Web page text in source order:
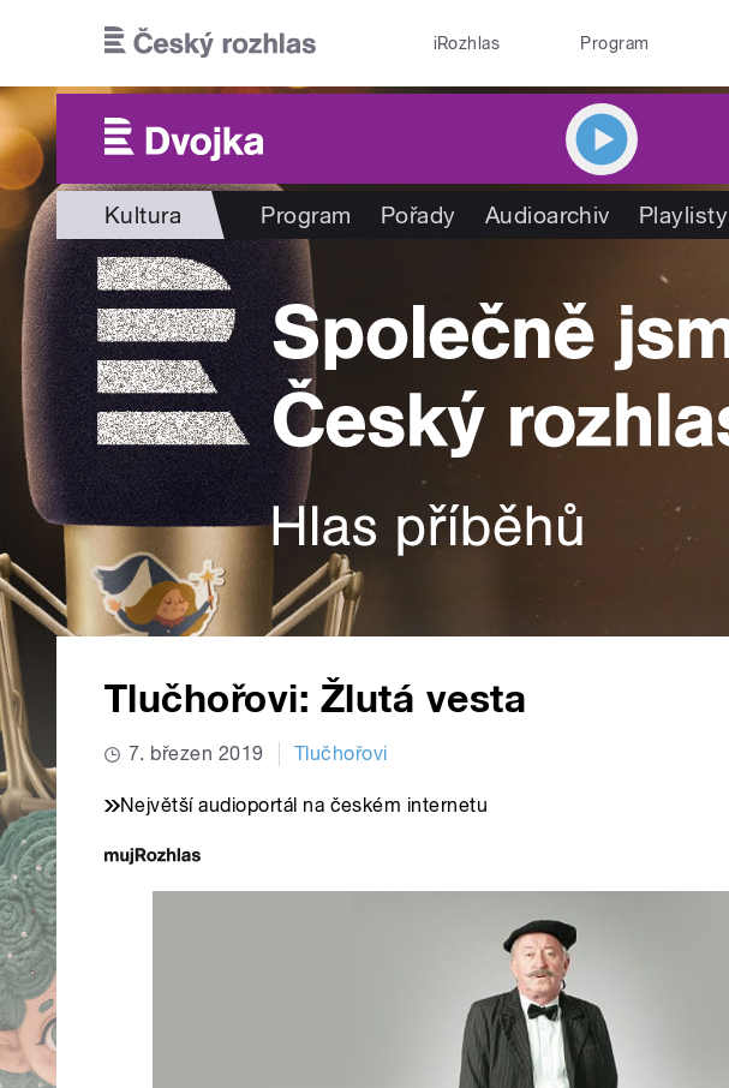
iRozhlas Program
Kultura Program Pořady Audioarchiv Playlisty
Tlučhořovi: Žlutá vesta
7. březen 2019 Tlučhořovi
Největší audioportál na českém internetu